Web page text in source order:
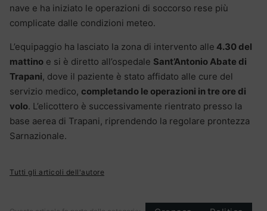
nave e ha iniziato le operazioni di soccorso rese più
complicate dalle condizioni meteo.
L’equipaggio ha lasciato la zona di intervento alle 4.30 del
mattino e si è diretto all’ospedale Sant’Antonio Abate di
Trapani, dove il paziente è stato affidato alle cure del
servizio medico, completando le operazioni in tre ore di
volo. L’elicottero è successivamente rientrato presso la
base aerea di Trapani, riprendendo la regolare prontezza
Sarnazionale.
Tutti gli articoli dell'autore